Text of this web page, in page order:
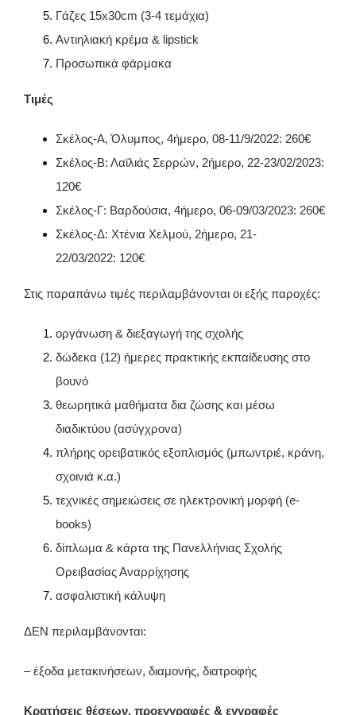
Γάζες 15x30cm (3-4 τεμάχια)
Αντιηλιακή κρέμα & lipstick
Προσωπικά φάρμακα
Τιμές
Σκέλος-Α, Όλυμπος, 4ήμερο, 08-11/9/2022: 260€
Σκέλος-Β: Λαϊλιάς Σερρών, 2ήμερο, 22-23/02/2023:
120€
Σκέλος-Γ: Βαρδούσια, 4ήμερο, 06-09/03/2023: 260€
Σκέλος-Δ: Χτένια Χελμού, 2ήμερο, 21-
22/03/2022: 120€
Στις παραπάνω τιμές περιλαμβάνονται οι εξής παροχές:
οργάνωση & διεξαγωγή της σχολής
δώδεκα (12) ήμερες πρακτικής εκπαίδευσης στο
βουνό
θεωρητικά μαθήματα δια ζώσης και μέσω
διαδικτύου (ασύγχρονα)
πλήρης ορειβατικός εξοπλισμός (μπωντριέ, κράνη,
σχοινιά κ.α.)
τεχνικές σημειώσεις σε ηλεκτρονική μορφή (e-
books)
δίπλωμα & κάρτα της Πανελλήνιας Σχολής
Ορειβασίας Αναρρίχησης
ασφαλιστική κάλυψη
ΔΕΝ περιλαμβάνονται:
– έξοδα μετακινήσεων, διαμονής, διατροφής
Κρατήσεις θέσεων, προεγγραφές & εγγραφές